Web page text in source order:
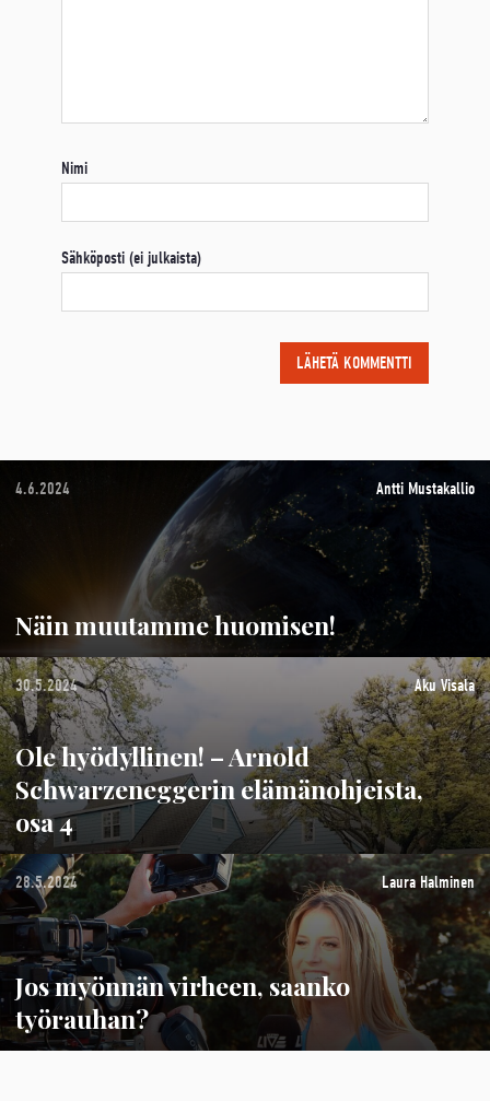
Nimi
Sähköposti (ei julkaista)
4.6.2024 Antti Mustakallio
Näin muutamme huomisen!
30.5.2024 Aku Visala
Ole hyödyllinen! – Arnold
Schwarzeneggerin elämänohjeista,
osa 4
28.5.2024 Laura Halminen
Jos myönnän virheen, saanko
työrauhan?